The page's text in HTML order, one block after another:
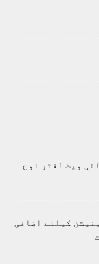
ویٹ لفٹر نوح
کیلئے اضافی